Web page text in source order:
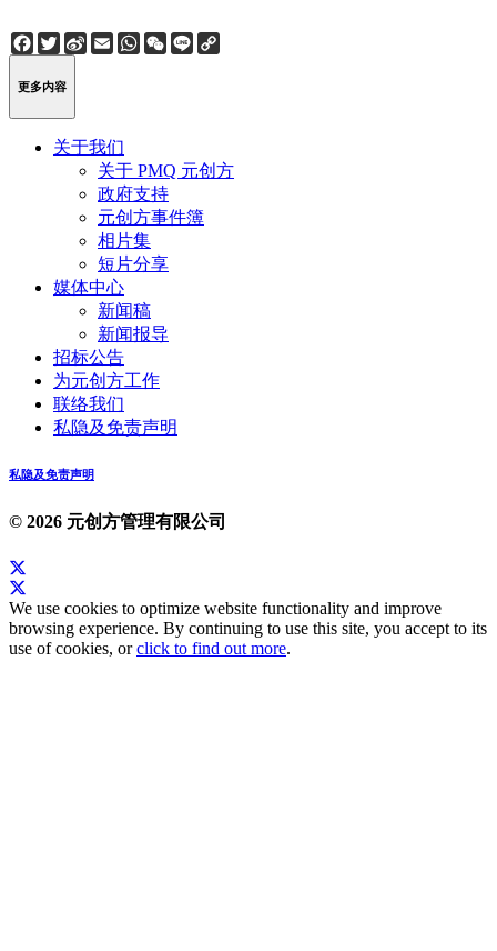
Facebook
Twitter
Sina
Weibo
EmailWhatsApp
WeChat
Line
更多内容
关于我们
关于 PMQ 元创方
政府支持
元创方事件簿
相片集
短片分享
媒体中心
新闻稿
新闻报导
招标公告
为元创方工作
联络我们
私隐及免责声明
私隐及免责声明
© 2026 元创方管理有限公司
We use cookies to optimize website functionality and improve
browsing experience. By continuing to use this site, you accept to its
use of cookies, orclick to find out more.